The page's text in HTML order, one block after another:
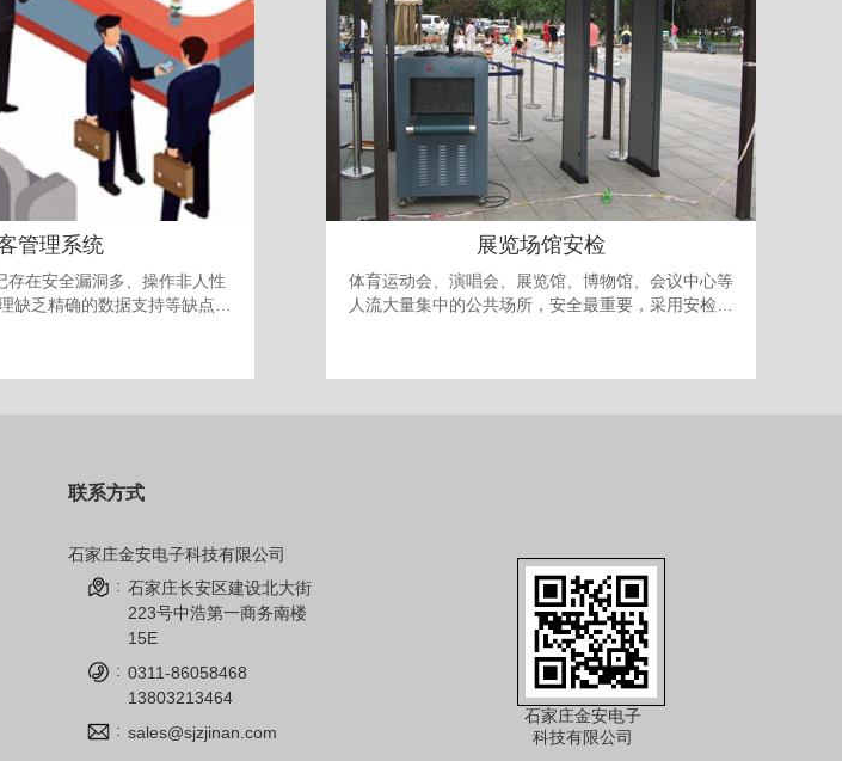
管理系统
存在安全漏洞多、操作非人性
缺乏精确的数据支持等缺点。
案。发案后追查却有可能发现
先进、操作简单、性能可靠，
全保卫管理的得力助手。
展览场馆安检
体育运动会、演唱会、展览馆、博物馆、会议中心等
人流大量集中的公共场所，安全最重要，采用安检门
时还需要考虑最多人流量的问题，以免人员过多发生
联系方式
石家庄金安电子科技有限公司
: 石家庄长安区建设北大街
223号中浩第一商务南楼
15E
: 0311-86058468
13803213464
: sales@sjzjinan.com
石家庄金安电子
科技有限公司